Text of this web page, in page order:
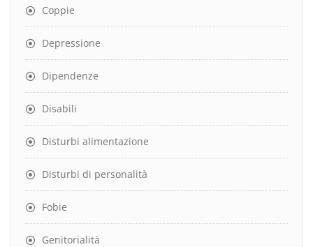
Coppie
Depressione
Dipendenze
Disabili
Disturbi alimentazione
Disturbi di personalità
Fobie
Genitorialità